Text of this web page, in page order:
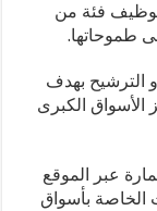
فئة من
طموحاتها.
الترشيح بهدف
الأسواق الكبرى
عبر الموقع
الخاصة بأسواق